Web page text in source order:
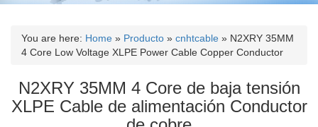
a
i
i
o
You are here: Home » Producto » cnhtcable » N2XRY 35MM
4 Core Low Voltage XLPE Power Cable Copper Conductor
N2XRY 35MM 4 Core de baja tensión
XLPE Cable de alimentación Conductor